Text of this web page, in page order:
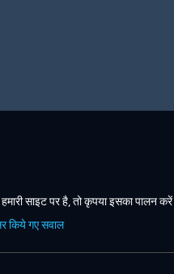
साइट पर है, तो कृपया इसका पालन करें
किये गए सवाल